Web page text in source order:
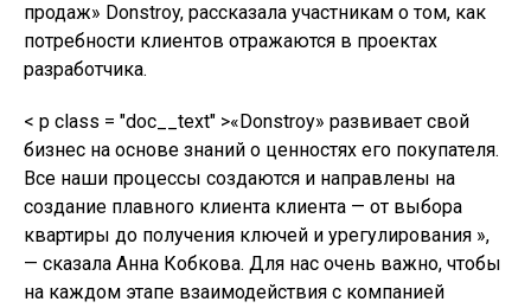
продаж» Donstroy, рассказала участникам о том, как
потребности клиентов отражаются в проектах
разработчика.
< p class = "doc__text" >«Donstroy» развивает свой
бизнес на основе знаний о ценностях его покупателя.
Все наши процессы создаются и направлены на
создание плавного клиента клиента — от выбора
квартиры до получения ключей и урегулирования »,
— сказала Анна Кобкова. Для нас очень важно, чтобы
на каждом этапе взаимодействия с компанией